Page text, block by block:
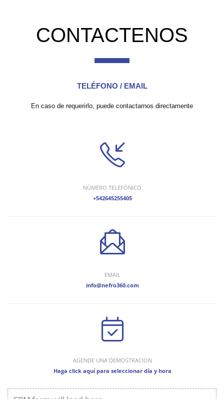
CONTACTENOS
TELÉFONO / EMAIL
En caso de requerirlo, puede contactarnos directamente
NÚMERO TELEFÓNICO
+542645255405
EMAIL
info@nefro360.com
AGENDE UNA DEMOSTRACION
Haga click aquí para seleccionar día y hora